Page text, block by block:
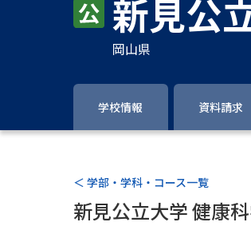
新見公
岡山県
学校情報 資料請求
＜ 学部・学科・コース一覧
新見公立大学 健康